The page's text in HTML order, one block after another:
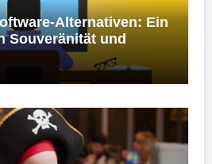
Alternativen: Ein
Souveränität und